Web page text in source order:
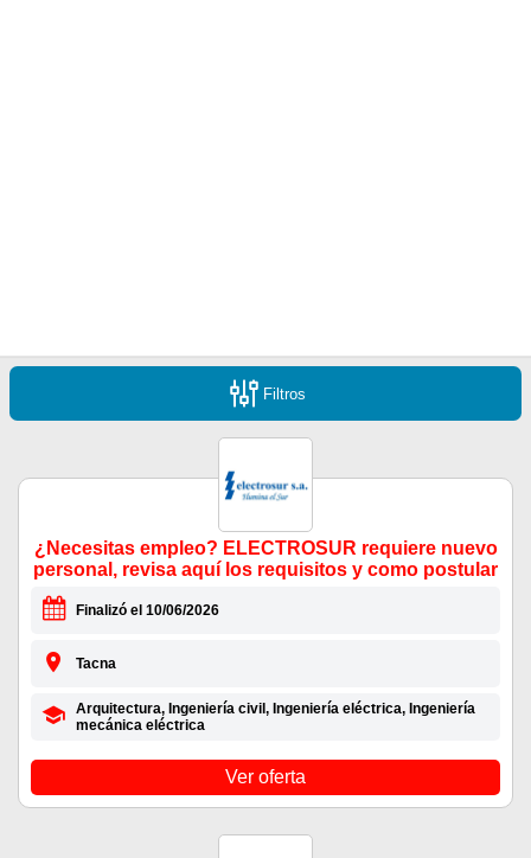
Filtros
¿Necesitas empleo? ELECTROSUR requiere nuevo
personal, revisa aquí los requisitos y como postular
Finalizó el 10/06/2026
Tacna
Arquitectura, Ingeniería civil, Ingeniería eléctrica, Ingeniería
mecánica eléctrica
Ver oferta